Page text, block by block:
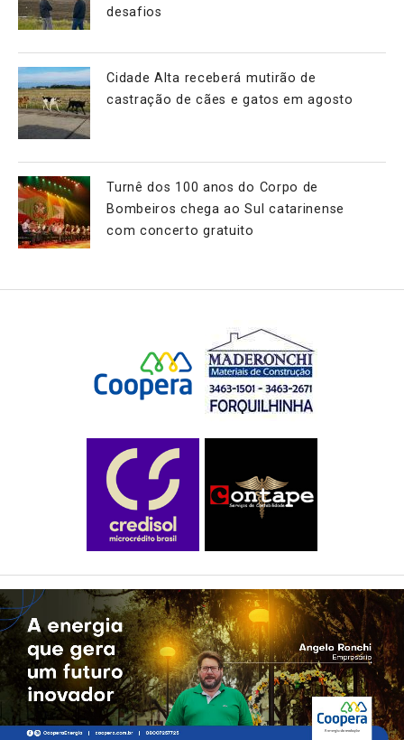
desafios
Cidade Alta receberá mutirão de
castração de cães e gatos em agosto
Turnê dos 100 anos do Corpo de
Bombeiros chega ao Sul catarinense
com concerto gratuito